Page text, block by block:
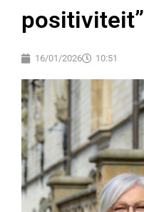
positiviteit”
16/01/2026 10:51